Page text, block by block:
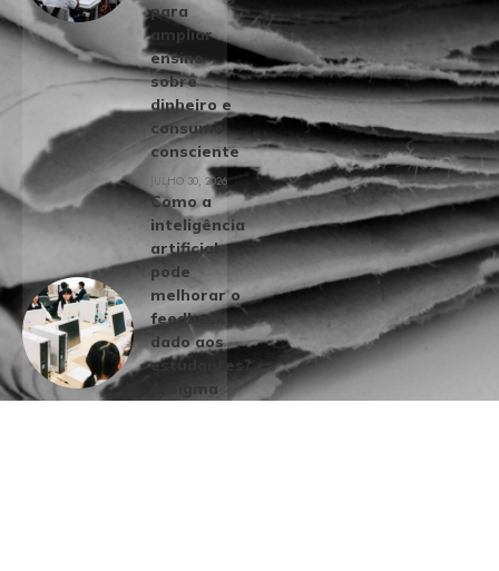
para
ampliar
ensino
sobre
dinheiro e
consumo
consciente
JULHO 30, 2026
Como a
inteligência
artificial
pode
melhorar o
feedback
dado aos
estudantes?
A Sigma